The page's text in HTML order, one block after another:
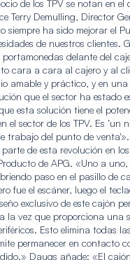
de los TPV se notan en el
Terry Demulling, Director
siempre ha sido mejorar el
de nuestros clientes.
delante del
cara a cara al cajero y al
amable y práctico, y en
que el sector ha estado
esta solución tiene el
el sector de los TPV. Es ‘un
trabajo del punto de
de esta revolución en
de APG. «Uno a uno,
paso en el pasillo de
fue el escáner, luego el
exclusivo de este cajón
la vez que proporciona una
Esto elimina todas
permanecer en contacto
Daugs añade: «El